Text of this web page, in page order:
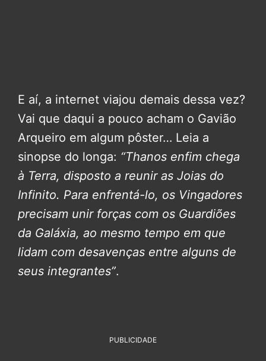
E aí, a internet viajou demais dessa vez?
Vai que daqui a pouco acham o Gavião
Arqueiro em algum pôster… Leia a
sinopse do longa: “Thanos enfim chega
à Terra, disposto a reunir as Joias do
Infinito. Para enfrentá-lo, os Vingadores
precisam unir forças com os Guardiões
da Galáxia, ao mesmo tempo em que
lidam com desavenças entre alguns de
seus integrantes”.
PUBLICIDADE